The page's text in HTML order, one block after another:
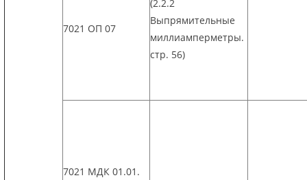
7021 ОП 07
(2.2.2
Выпрямительные
миллиамперметры.
стр. 56)
7021 МДК 01.01.